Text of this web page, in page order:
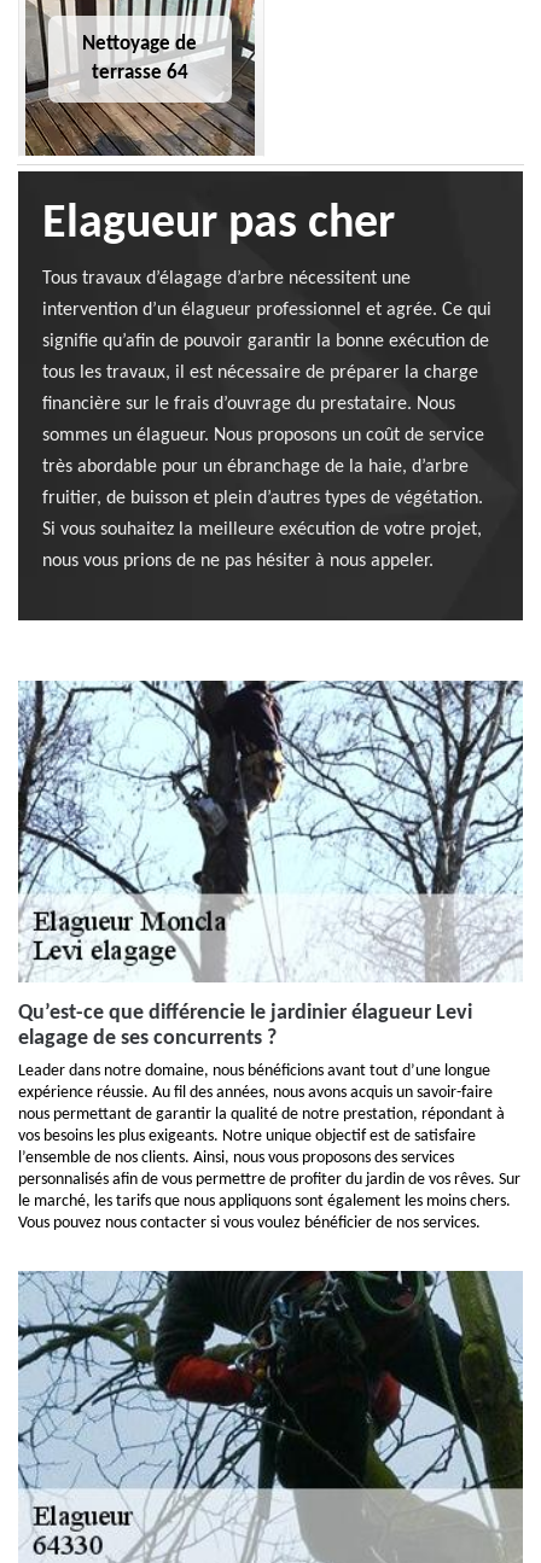
Nettoyage de
terrasse 64
Elagueur pas cher
Tous travaux d’élagage d’arbre nécessitent une
intervention d’un élagueur professionnel et agrée. Ce qui
signifie qu’afin de pouvoir garantir la bonne exécution de
tous les travaux, il est nécessaire de préparer la charge
financière sur le frais d’ouvrage du prestataire. Nous
sommes un élagueur. Nous proposons un coût de service
très abordable pour un ébranchage de la haie, d’arbre
fruitier, de buisson et plein d’autres types de végétation.
Si vous souhaitez la meilleure exécution de votre projet,
nous vous prions de ne pas hésiter à nous appeler.
Qu’est-ce que différencie le jardinier élagueur Levi
elagage de ses concurrents ?
Leader dans notre domaine, nous bénéficions avant tout d’une longue
expérience réussie. Au fil des années, nous avons acquis un savoir-faire
nous permettant de garantir la qualité de notre prestation, répondant à
vos besoins les plus exigeants. Notre unique objectif est de satisfaire
l’ensemble de nos clients. Ainsi, nous vous proposons des services
personnalisés afin de vous permettre de profiter du jardin de vos rêves. Sur
le marché, les tarifs que nous appliquons sont également les moins chers.
Vous pouvez nous contacter si vous voulez bénéficier de nos services.